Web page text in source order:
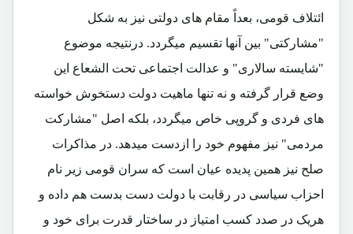
ائتلاف قومی، بعداً مقام های دولتی نیز به شکل
"مشارکتی" بین آنها تقسیم میگردد. درنتیجه موضوع
"شایسته سالاری" و عدالت اجتماعی تحت الشعاع این
وضع قرار گرفته و نه تنها ماهیت دولت دستخوش خواسته
های فردی و گروپی خاص میگردد، بلکه اصل "مشارکت
مردمی" نیز مفهوم خود را ازدست میدهد. در مذاکرات
صلح نیز همین پدیده عیان است که سران قومی زیر نام
احزاب سیاسی در رقابت با دولت دست بدست هم داده و
هریک در صدد کسب امتیاز در ساختار قدرت برای خود و